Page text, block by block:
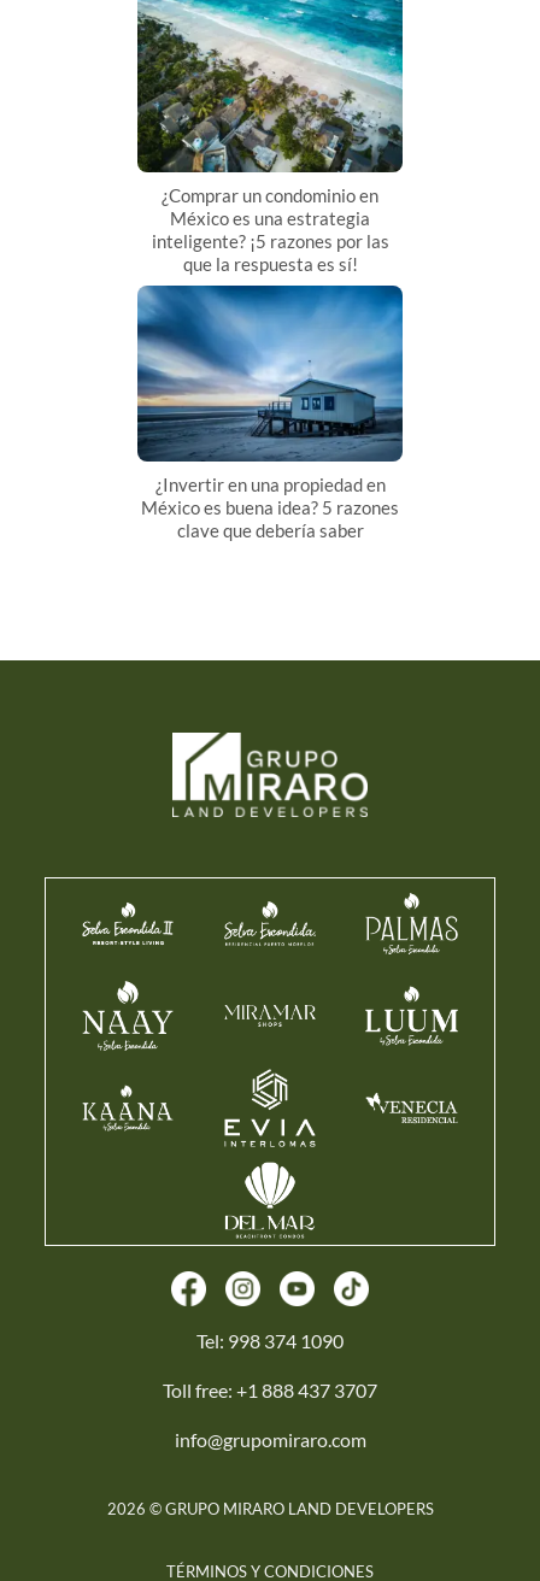
¿Comprar un condominio en
México es una estrategia
inteligente? ¡5 razones por las
que la respuesta es sí!
¿Invertir en una propiedad en
México es buena idea? 5 razones
clave que debería saber
Tel: 998 374 1090
Toll free: +1 888 437 3707
info@grupomiraro.com
2026 © GRUPO MIRARO LAND DEVELOPERS
TÉRMINOS Y CONDICIONES